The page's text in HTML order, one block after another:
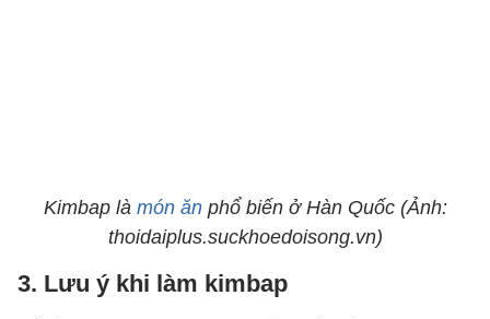
Kimbap là món ănphổ biến ở Hàn Quốc (Ảnh:
thoidaiplus.suckhoedoisong.vn)
3. Lưu ý khi làm kimbap